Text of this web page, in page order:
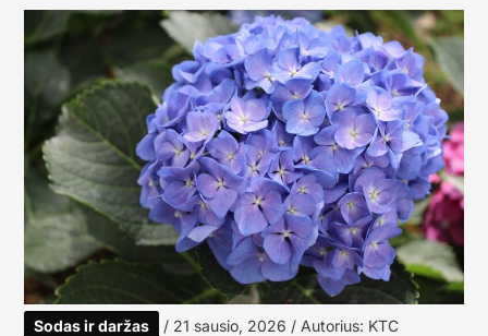
Sodas ir daržas / 21 sausio, 2026 / Autorius: KTC